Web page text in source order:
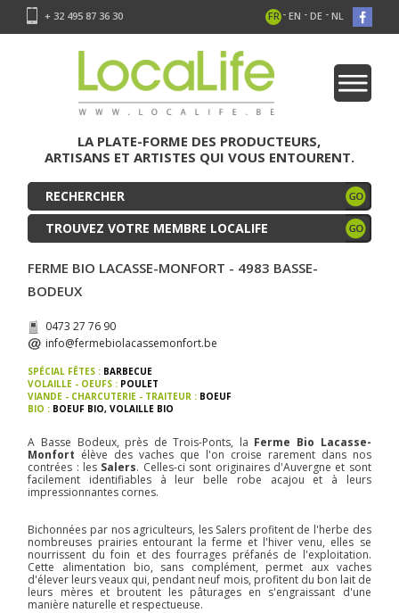
+ 32 495 87 36 30 FR - EN - DE - NL
LA PLATE-FORME DES PRODUCTEURS,
ARTISANS ET ARTISTES QUI VOUS ENTOURENT.
TROUVEZ VOTRE MEMBRE LOCALIFE
FERME BIO LACASSE-MONFORT - 4983 BASSE-
BODEUX
0473 27 76 90
info@fermebiolacassemonfort.be
SPÉCIAL FÊTES : BARBECUE
VOLAILLE - OEUFS : POULET
VIANDE - CHARCUTERIE - TRAITEUR : BOEUF
BIO : BOEUF BIO, VOLAILLE BIO
A Basse Bodeux, près de Trois-Ponts, la Ferme Bio Lacasse-
Monfort élève des vaches que l'on croise rarement dans nos
contrées : les Salers. Celles-ci sont originaires d'Auvergne et sont
facilement identifiables à leur belle robe acajou et à leurs
impressionnantes cornes.
Bichonnées par nos agriculteurs, les Salers profitent de l'herbe des
nombreuses prairies entourant la ferme et l'hiver venu, elles se
nourrissent du foin et des fourrages préfanés de l'exploitation.
Cette alimentation bio, sans complément, permet aux vaches
d'élever leurs veaux qui, pendant neuf mois, profitent du bon lait de
leurs mères et broutent les pâturages en s'engraissant d'une
manière naturelle et respectueuse.